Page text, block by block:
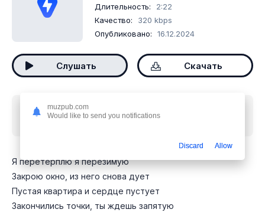
Длительность:
2:22
Качество:
320 kbps
Опубликовано:
16.12.2024
Слушать Скачать
Скачать песню
Я перетерплю я перезимую
Закрою окно, из него снова дует
Пустая квартира и сердце пустует
Закончились точки, ты ждешь запятую
muzpub.com
Would like to send you notifications
Discard Allow